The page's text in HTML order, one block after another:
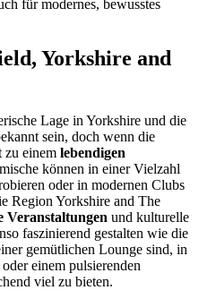
für modernes, bewusstes
Yorkshire and
Lage in Yorkshire und die
sein, doch wenn die
zu einem lebendigen
können in einer Vielzahl
oder in modernen Clubs
Region Yorkshire and The
Veranstaltungen und kulturelle
faszinierend gestalten wie die
gemütlichen Lounge sind, in
einem pulsierenden
viel zu bieten.